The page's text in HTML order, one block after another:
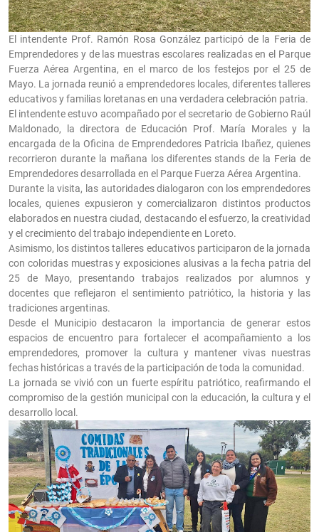
El intendente Prof. Ramón Rosa González participó de la Feria de
Emprendedores y de las muestras escolares realizadas en el Parque
Fuerza Aérea Argentina, en el marco de los festejos por el 25 de
Mayo. La jornada reunió a emprendedores locales, diferentes talleres
educativos y familias loretanas en una verdadera celebración patria.
El intendente estuvo acompañado por el secretario de Gobierno Raúl
Maldonado, la directora de Educación Prof. María Morales y la
encargada de la Oficina de Emprendedores Patricia Ibañez, quienes
recorrieron durante la mañana los diferentes stands de la Feria de
Emprendedores desarrollada en el Parque Fuerza Aérea Argentina.
Durante la visita, las autoridades dialogaron con los emprendedores
locales, quienes expusieron y comercializaron distintos productos
elaborados en nuestra ciudad, destacando el esfuerzo, la creatividad
y el crecimiento del trabajo independiente en Loreto.
Asimismo, los distintos talleres educativos participaron de la jornada
con coloridas muestras y exposiciones alusivas a la fecha patria del
25 de Mayo, presentando trabajos realizados por alumnos y
docentes que reflejaron el sentimiento patriótico, la historia y las
tradiciones argentinas.
Desde el Municipio destacaron la importancia de generar estos
espacios de encuentro para fortalecer el acompañamiento a los
emprendedores, promover la cultura y mantener vivas nuestras
fechas históricas a través de la participación de toda la comunidad.
La jornada se vivió con un fuerte espíritu patriótico, reafirmando el
compromiso de la gestión municipal con la educación, la cultura y el
desarrollo local.